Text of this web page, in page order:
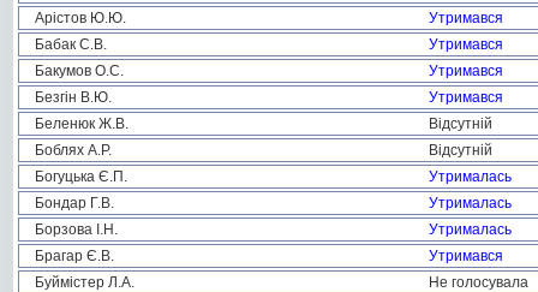
Арістов Ю.Ю.
Утримався
Бабак С.В.
Утримався
Бакумов О.С.
Утримався
Безгін В.Ю.
Утримався
Беленюк Ж.В.
Відсутній
Боблях А.Р.
Відсутній
Богуцька Є.П.
Утрималась
Бондар Г.В.
Утрималась
Борзова І.Н.
Утрималась
Брагар Є.В.
Утримався
Буймістер Л.А.
Не голосувала